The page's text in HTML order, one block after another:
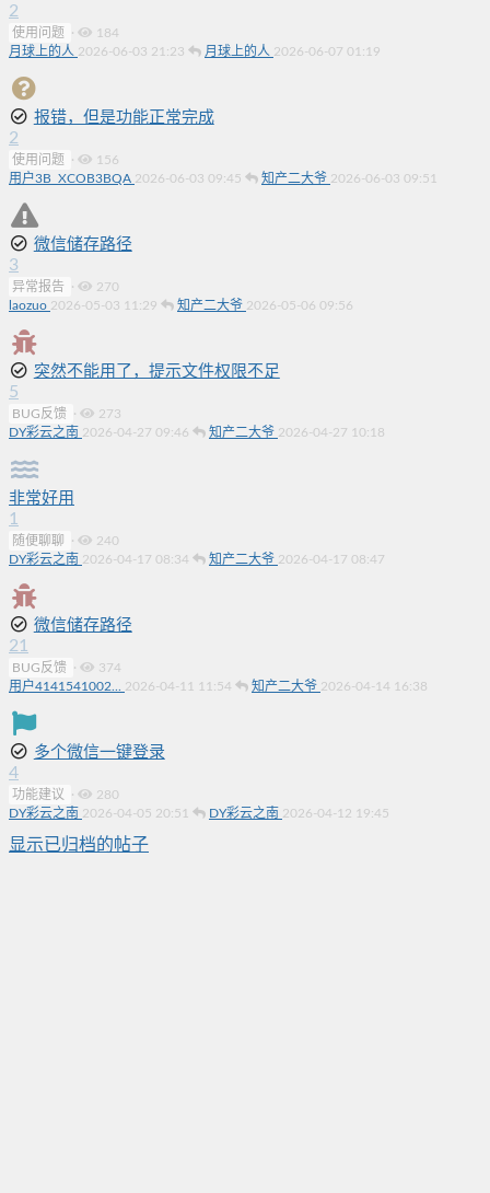
2
使用问题 ·
184
月球上的人 2026-06-03 21:23 月球上的人 2026-06-07 01:19
报错，但是功能正常完成
2
使用问题 ·
156
用户3B_XCOB3BQA 2026-06-03 09:45 知产二大爷 2026-06-03 09:51
微信储存路径
3
异常报告 ·
270
laozuo 2026-05-03 11:29 知产二大爷 2026-05-06 09:56
突然不能用了，提示文件权限不足
5
BUG反馈 ·
273
DY彩云之南 2026-04-27 09:46 知产二大爷 2026-04-27 10:18
非常好用
1
随便聊聊 ·
240
DY彩云之南 2026-04-17 08:34 知产二大爷 2026-04-17 08:47
微信储存路径
21
BUG反馈 ·
374
用户4141541002... 2026-04-11 11:54 知产二大爷 2026-04-14 16:38
多个微信一键登录
4
功能建议 ·
280
DY彩云之南 2026-04-05 20:51 DY彩云之南 2026-04-12 19:45
显示已归档的帖子